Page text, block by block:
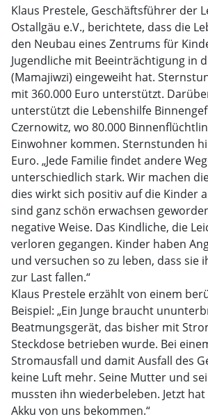
Klaus Prestele, Geschäftsführer der
Ostallgäu e.V., berichtete, dass die
den Neubau eines Zentrums für
Jugendliche mit Beeinträchtigung in
(Mamajiwzi) eingeweiht hat.
mit 360.000 Euro unterstützt.
unterstützt die Lebenshilfe
Czernowitz, wo 80.000
Einwohner kommen. Sternstunden
Euro. „Jede Familie findet andere
unterschiedlich stark. Wir machen
dies wirkt sich positiv auf die Kinder
sind ganz schön erwachsen
negative Weise. Das Kindliche, die
verloren gegangen. Kinder haben
und versuchen so zu leben, dass sie
zur Last fallen.“
Klaus Prestele erzählt von einem
Beispiel: „Ein Junge braucht
Beatmungsgerät, das bisher mit
Steckdose betrieben wurde. Bei
Stromausfall und damit Ausfall des
keine Luft mehr. Seine Mutter und
mussten ihn wiederbeleben. Jetzt
Akku von uns bekommen.“